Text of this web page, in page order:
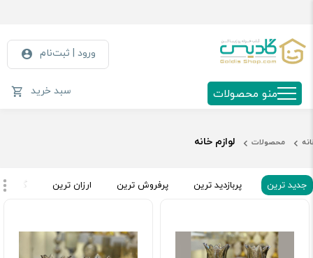
ورود | ثبت‌نام
سبد خرید منو محصولات
محصولات لوازم خانه
جدید ترین پربازدید ترین پرفروش ترین ارزان ترین گران